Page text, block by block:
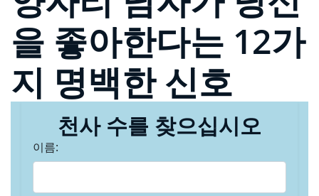
을 좋아한다는 12가
지 명백한 신호
천사 수를 찾으십시오
이름: